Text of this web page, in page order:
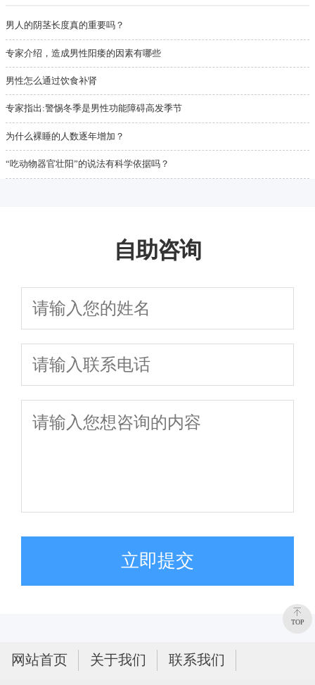
男人的阴茎长度真的重要吗？
专家介绍，造成男性阳痿的因素有哪些
男性怎么通过饮食补肾
专家指出:警惕冬季是男性功能障碍高发季节
为什么裸睡的人数逐年增加？
“吃动物器官壮阳”的说法有科学依据吗？
自助咨询
立即提交
网站首页 关于我们 联系我们
TOP